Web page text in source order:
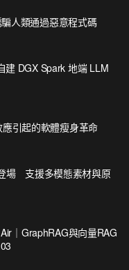
人類通過惡意程式碼
建 DGX Spark 地端 LLM
引起的軟體瘦身革命
場 支援多模態素材與原
｜GraphRAG與向量RAG